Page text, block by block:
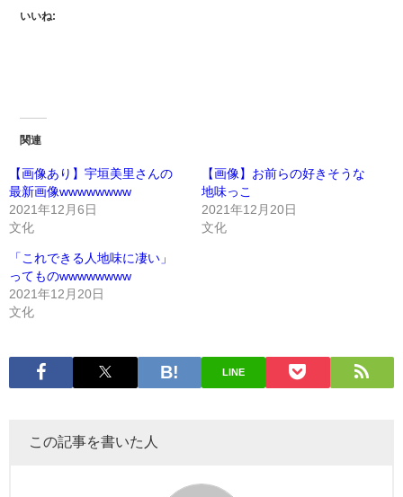
いいね:
関連
【画像あり】宇垣美里さんの
最新画像wwwwwwww
2021年12月6日
文化
【画像】お前らの好きそうな
地味っこ
2021年12月20日
文化
「これできる人地味に凄い」
ってものwwwwwwww
2021年12月20日
文化
LINE
この記事を書いた人